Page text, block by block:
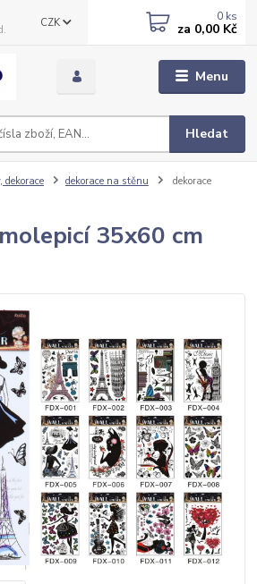
Menu
CZK
Hledat
0 ks
za 0,00 Kč
dekorace dekorace na stěnu
dekorace
35x60 cm